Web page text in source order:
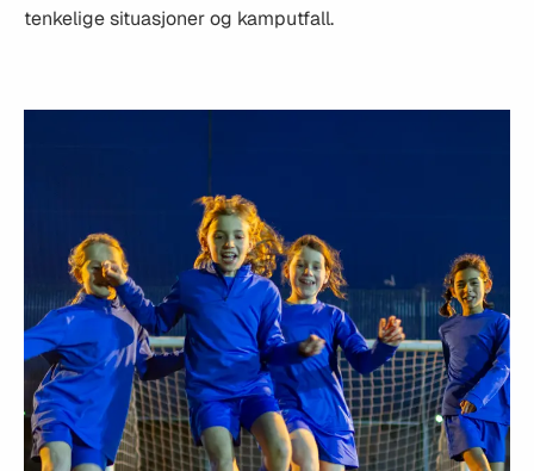
tenkelige situasjoner og kamputfall.